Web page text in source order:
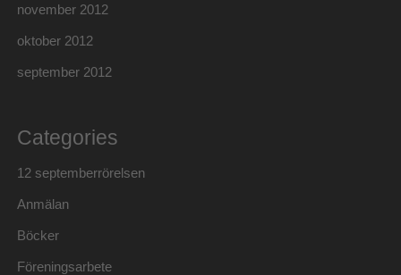
november 2012
oktober 2012
september 2012
Categories
12 septemberrörelsen
Anmälan
Böcker
Föreningsarbete